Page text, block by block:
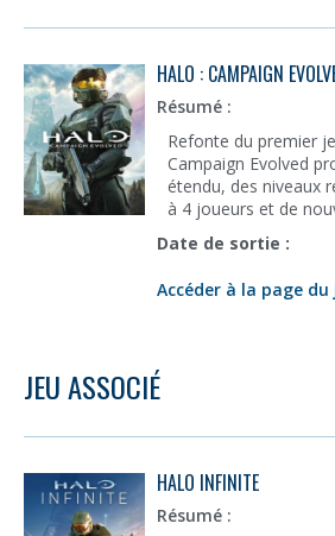
HALO : CAMPAIGN
Résumé :
Refonte du premier
Campaign Evolved
étendu, des niveaux
à 4 joueurs et de
Date de sortie :
Accéder à la page du
JEU ASSOCIÉ
HALO INFINITE
Résumé :